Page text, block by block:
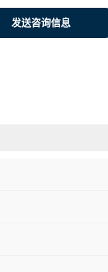
发送咨询信息